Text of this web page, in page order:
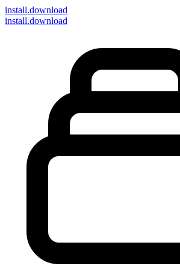
install.download
install.download